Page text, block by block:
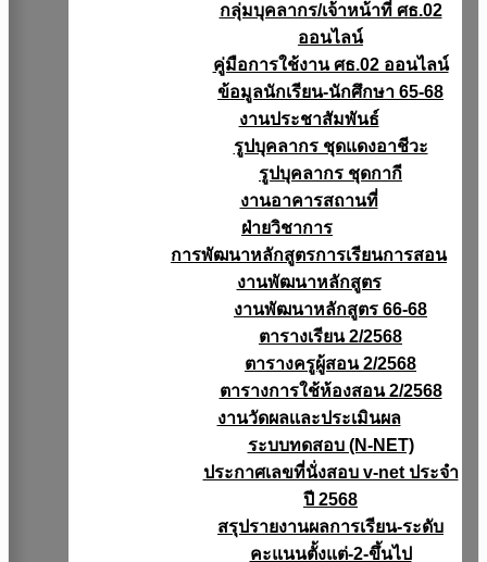
กลุ่มบุคลากร/เจ้าหน้าที่ ศธ.02
ออนไลน์
คู่มือการใช้งาน ศธ.02 ออนไลน์
ข้อมูลนักเรียน-นักศึกษา 65-68
งานประชาสัมพันธ์
รูปบุคลากร ชุดแดงอาชีวะ
รูปบุคลากร ชุดกากี
งานอาคารสถานที่
ฝ่ายวิชาการ
การพัฒนาหลักสูตรการเรียนการสอน
งานพัฒนาหลักสูตร
งานพัฒนาหลักสูตร 66-68
ตารางเรียน 2/2568
ตารางครูผู้สอน 2/2568
ตารางการใช้ห้องสอน 2/2568
งานวัดผลเเละประเมินผล
ระบบทดสอบ (N-NET)
ประกาศเลขที่นั่งสอบ v-net ประจำ
ปี 2568
สรุปรายงานผลการเรียน-ระดับ
คะแนนตั้งแต่-2-ขึ้นไป